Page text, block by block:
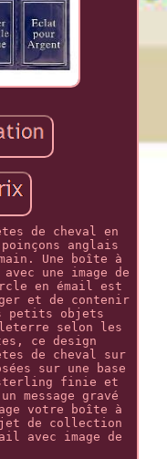
de cheval en
anglais
Une boîte à
une image de
en émail est
et de contenir
petits objets
selon les
ce design
de cheval sur
sur une base
sterling finie et
message gravé
votre boîte à
de collection
avec image de